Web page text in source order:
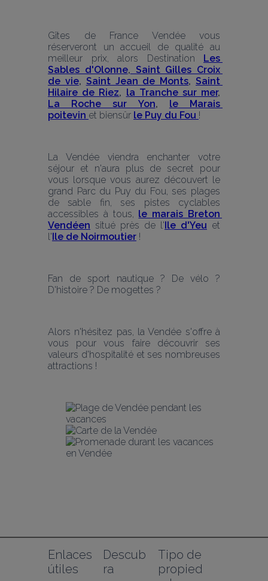
Gîtes de France Vendée vous
réserveront un accueil de qualité au
meilleur prix, alors Destination Les
Sables d'Olonne, Saint Gilles Croix
de vie, Saint Jean de Monts, Saint
Hilaire de Riez, la Tranche sur mer
La Roche sur Yon, le Marais
poitevin et biensûr le Puy du Fou !
La Vendée viendra enchanter votre
séjour et n'aura plus de secret pour
vous lorsque vous aurez découvert le
grand Parc du Puy du Fou, ses plages
de sable fin, ses pistes cyclables
accessibles à tous, le marais Breton
Vendéen situé près de l'Ile d'Yeu et
l'Ile de Noirmoutier !
Fan de sport nautique ? De vélo ?
D'histoire ? De mogettes ?
Alors n'hésitez pas, la Vendée s'offre à
vous pour vous faire découvrir ses
valeurs d'hospitalité et ses nombreuses
attractions !
Enlaces
útiles
Descub
ra
Tipo de
propied